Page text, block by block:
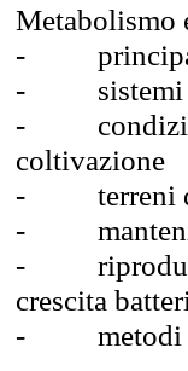
Metabolismo
-
-
-
coltivazione
-
terreni
-
-
crescita
-